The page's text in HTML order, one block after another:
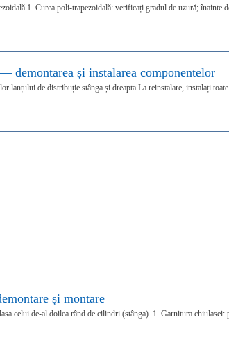
1. Curea poli-trapezoidală: verificați gradul de uzură; înainte
demontarea și instalarea componentelor
lanțului de distribuție stânga și dreapta La reinstalare, instalați
și montare
celui de-al doilea rând de cilindri (stânga). 1. Garnitura chiulasei: